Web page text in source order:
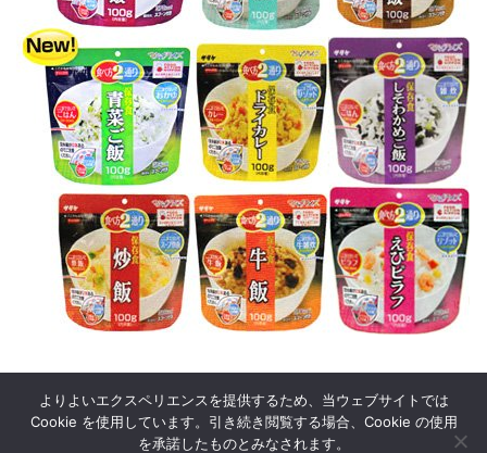
よりよいエクスペリエンスを提供するため、当ウェブサイトでは
Cookie を使用しています。引き続き閲覧する場合、Cookie の使用
を承諾したものとみなされます。